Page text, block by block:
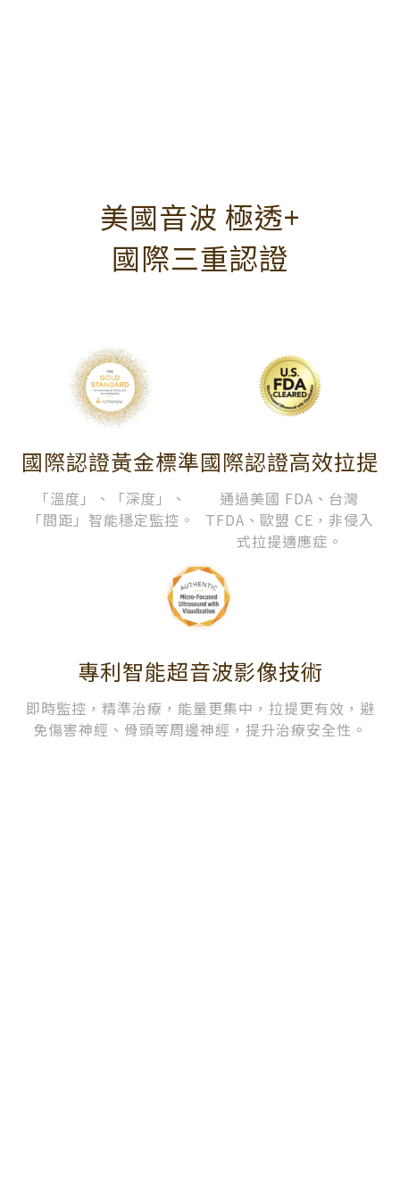
美國音波 極透+
國際三重認證
國際認證黃金標準
「溫度」、「深度」、
「間距」智能穩定監控。
國際認證高效拉提
通過美國 FDA、台灣
TFDA、歐盟 CE，非侵入
式拉提適應症。
專利智能超音波影像技術
即時監控，精準治療，能量更集中，拉提更有效，避
免傷害神經、骨頭等周邊神經，提升治療安全性。